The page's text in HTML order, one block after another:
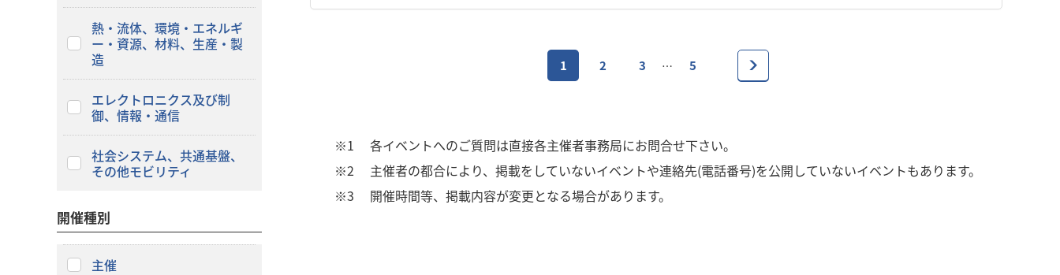
1 2 3 … 5
※1
各イベントへのご質問は直接各主催者事務局にお問合せ下さい。
※2
主催者の都合により、掲載をしていないイベントや連絡先(電話番号)を公開していないイベントもあります。
※3
開催時間等、掲載内容が変更となる場合があります。
熱・流体、環境・エネルギ
ー・資源、材料、生産・製
造
エレクトロニクス及び制
御、情報・通信
社会システム、共通基盤、
その他モビリティ
開催種別
主催